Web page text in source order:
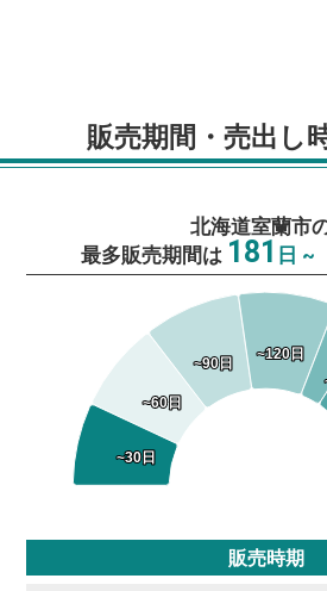
販売期間・売出し
北海道室蘭市
最多販売期間は 181 日 ~
~30日
~30日
~60日
~60日
~90日
~90日
~120日
~120日
販売時期